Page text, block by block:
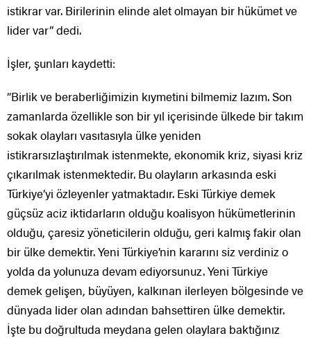
istikrar var. Birilerinin elinde alet olmayan bir hükümet ve
lider var” dedi.
İşler, şunları kaydetti:
“Birlik ve beraberliğimizin kıymetini bilmemiz lazım. Son
zamanlarda özellikle son bir yıl içerisinde ülkede bir takım
sokak olayları vasıtasıyla ülke yeniden
istikrarsızlaştırılmak istenmekte, ekonomik kriz, siyasi kriz
çıkarılmak istenmektedir. Bu olayların arkasında eski
Türkiye’yi özleyenler yatmaktadır. Eski Türkiye demek
güçsüz aciz iktidarların olduğu koalisyon hükümetlerinin
olduğu, çaresiz yöneticilerin olduğu, geri kalmış fakir olan
bir ülke demektir. Yeni Türkiye’nin kararını siz verdiniz o
yolda da yolunuza devam ediyorsunuz. Yeni Türkiye
demek gelişen, büyüyen, kalkınan ilerleyen bölgesinde ve
dünyada lider olan adından bahsettiren ülke demektir.
İşte bu doğrultuda meydana gelen olaylara baktığınız